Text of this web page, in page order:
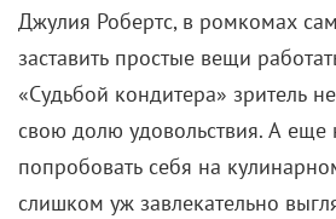
Джулия Робертс, в ромкомах
заставить простые вещи
«Судьбой кондитера» зритель
свою долю удовольствия. А еще
попробовать себя на
слишком уж завлекательно